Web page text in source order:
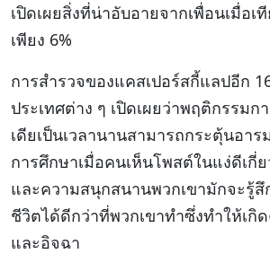
เปิดเผยสิ่งที่น่าอับอายจากเพื่อนเมื่อเ
เพียง 6%
การสำรวจของแคสเปอร์สกี้แลปอีก
ประเทศต่าง ๆ เปิดเผยว่าพฤติกรรมก
เดียเป็นเวลานานสามารถกระตุ้นอา
การศึกษาเมื่อคนเห็นโพสต์ในแง่ดีเกี่
และความสนุกสนานพวกเขามักจะรู้
ชีวิตได้ดีกว่าที่พวกเขาทำซึ่งทำให้เกิ
และอิจฉา